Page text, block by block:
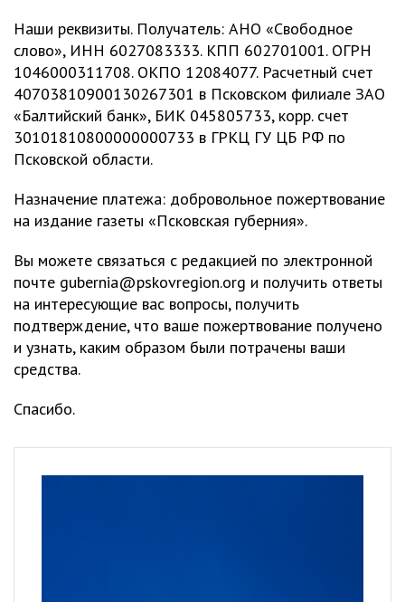
Наши реквизиты. Получатель: АНО «Свободное
слово», ИНН 6027083333. КПП 602701001. ОГРН
1046000311708. ОКПО 12084077. Расчетный счет
40703810900130267301 в Псковском филиале ЗАО
«Балтийский банк», БИК 045805733, корр. счет
30101810800000000733 в ГРКЦ ГУ ЦБ РФ по
Псковской области.
Назначение платежа: добровольное пожертвование
на издание газеты «Псковская губерния».
Вы можете связаться с редакцией по электронной
почте gubernia@pskovregion.org и получить ответы
на интересующие вас вопросы, получить
подтверждение, что ваше пожертвование получено
и узнать, каким образом были потрачены ваши
средства.
Спасибо.